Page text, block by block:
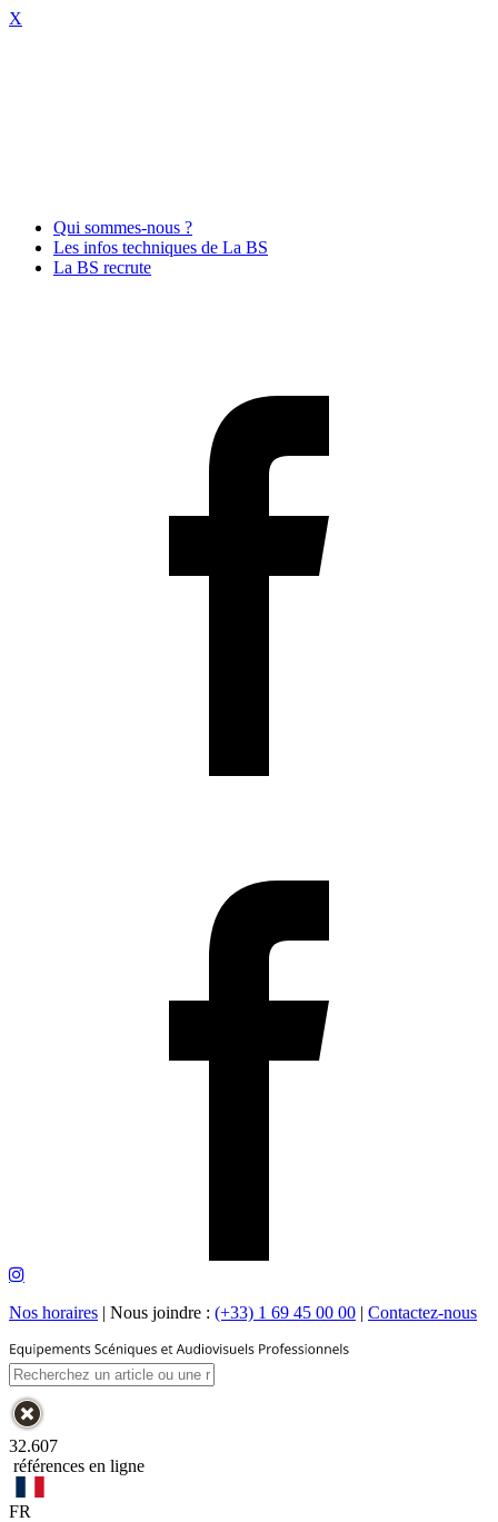
X
Qui sommes-nous ?
Les infos techniques de La BS
La BS recrute
Nos horaires | Nous joindre : (+33) 1 69 45 00 00 | Contactez-nous
32.607
références en ligne
FR